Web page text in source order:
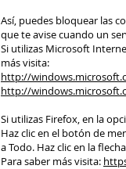
Así, puedes bloquear las
que te avise cuando un
Si utilizas Microsoft
más visita:
http://
http://
Si utilizas Firefox, en la
Haz clic en el botón de
a Todo. Haz clic en la
Para saber más visita: